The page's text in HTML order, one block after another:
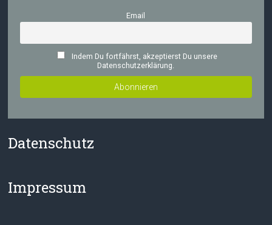
Email
Indem Du fortfährst, akzeptierst Du unsere
Datenschutzerklärung.
Datenschutz
Impressum